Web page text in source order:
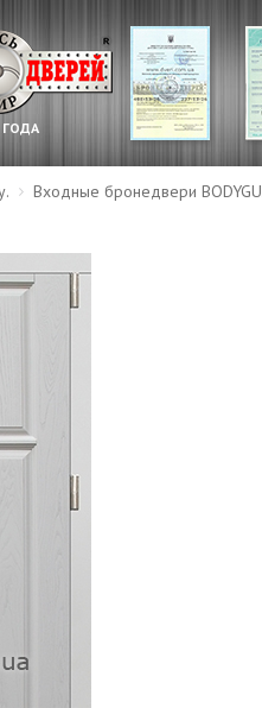
ГОДА
Входные бронедвери